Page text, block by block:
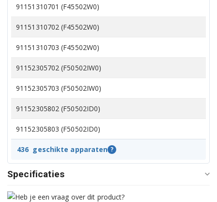
91151310701 (F45502W0)
91151310702 (F45502W0)
91151310703 (F45502W0)
91152305702 (F50502IW0)
91152305703 (F50502IW0)
91152305802 (F50502ID0)
91152305803 (F50502ID0)
91152305902 (F50502IM0)
91152305903 (F50502IM0)
436 geschikte apparaten ?
Specificaties